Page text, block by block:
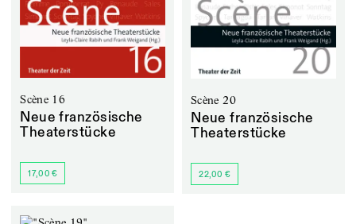
Scène 16
Neue französische
Theaterstücke
17,00 €
Scène 20
Neue französische
Theaterstücke
22,00 €